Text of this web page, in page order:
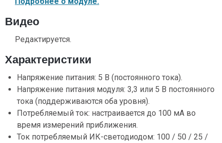
Видео
Редактируется.
Характеристики
Напряжение питания: 5 В (постоянного тока).
Напряжение питания модуля: 3,3 или 5 В постоянного
тока (поддерживаются оба уровня).
Потребляемый ток: настраивается до 100 мА во
время измерений приближения.
Ток потребляемый ИК-светодиодом: 100 / 50 / 25 /